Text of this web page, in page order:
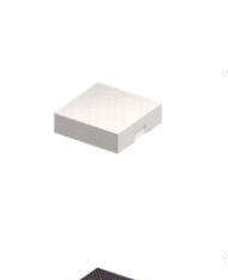
Chokladfärger